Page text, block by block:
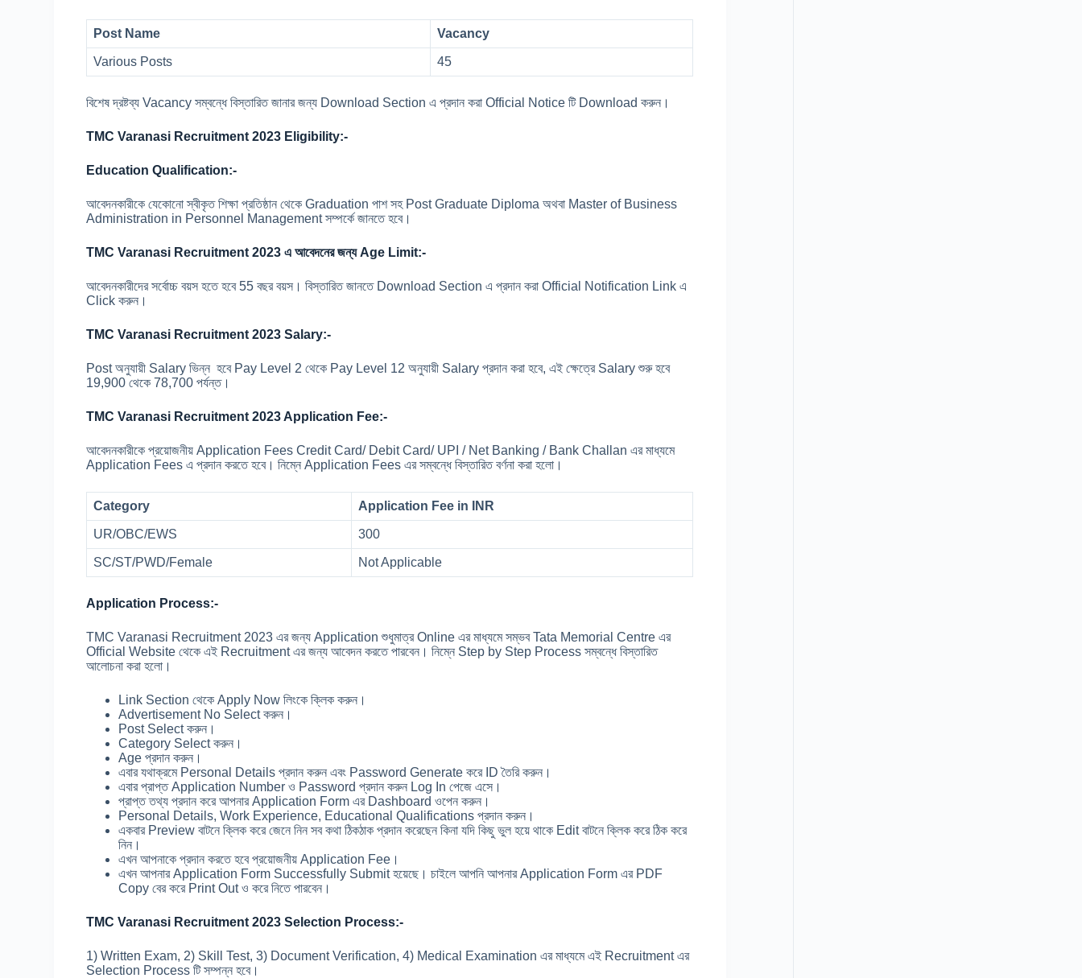
Post Name Vacancy
Various Posts 45
বিশেষ দ্রষ্টব্য Vacancy সম্বন্ধে বিস্তারিত জানার জন্য Download Section এ প্রদান করা Official Notice টি Download করুন।
TMC Varanasi Recruitment 2023 Eligibility:-
Education Qualification:-
আবেদনকারীকে যেকোনো স্বীকৃত শিক্ষা প্রতিষ্ঠান থেকে Graduation পাশ সহ Post Graduate Diploma অথবা Master of Business
Administration in Personnel Management সম্পর্কে জানতে হবে।
TMC Varanasi Recruitment 2023 এ আবেদনের জন্য Age Limit:-
আবেদনকারীদের সর্বোচ্চ বয়স হতে হবে 55 বছর বয়স। বিস্তারিত জানতে Download Section এ প্রদান করা Official Notification Link এ
Click করুন।
TMC Varanasi Recruitment 2023 Salary:-
Post অনুযায়ী Salary ভিন্ন হবে Pay Level 2 থেকে Pay Level 12 অনুযায়ী Salary প্রদান করা হবে, এই ক্ষেত্রে Salary শুরু হবে
19,900 থেকে 78,700 পর্যন্ত।
TMC Varanasi Recruitment 2023 Application Fee:-
আবেদনকারীকে প্রয়োজনীয় Application Fees Credit Card/ Debit Card/ UPI / Net Banking / Bank Challan এর মাধ্যমে
Application Fees এ প্রদান করতে হবে। নিম্নে Application Fees এর সম্বন্ধে বিস্তারিত বর্ণনা করা হলো।
Category Application Fee in INR
UR/OBC/EWS 300
SC/ST/PWD/Female Not Applicable
Application Process:-
TMC Varanasi Recruitment 2023 এর জন্য Application শুধুমাত্র Online এর মাধ্যমে সম্ভব Tata Memorial Centre এর
Official Website থেকে এই Recruitment এর জন্য আবেদন করতে পারবেন। নিম্নে Step by Step Process সম্বন্ধে বিস্তারিত
আলোচনা করা হলো।
Link Section থেকে Apply Now লিংকে ক্লিক করুন।
Advertisement No Select করুন।
Post Select করুন।
Category Select করুন।
Age প্রদান করুন।
এবার যথাক্রমে Personal Details প্রদান করুন এবং Password Generate করে ID তৈরি করুন।
এবার প্রাপ্ত Application Number ও Password প্রদান করুন Log In পেজে এসে।
প্রাপ্ত তথ্য প্রদান করে আপনার Application Form এর Dashboard ওপেন করুন।
Personal Details, Work Experience, Educational Qualifications প্রদান করুন।
একবার Preview বাটনে ক্লিক করে জেনে নিন সব কথা ঠিকঠাক প্রদান করেছেন কিনা যদি কিছু ভুল হয়ে থাকে Edit বাটনে ক্লিক করে ঠিক করে
নিন।
এখন আপনাকে প্রদান করতে হবে প্রয়োজনীয় Application Fee।
এখন আপনার Application Form Successfully Submit হয়েছে। চাইলে আপনি আপনার Application Form এর PDF
Copy বের করে Print Out ও করে নিতে পারবেন।
TMC Varanasi Recruitment 2023 Selection Process:-
1) Written Exam, 2) Skill Test, 3) Document Verification, 4) Medical Examination এর মাধ্যমে এই Recruitment এর
Selection Process টি সম্পন্ন হবে।